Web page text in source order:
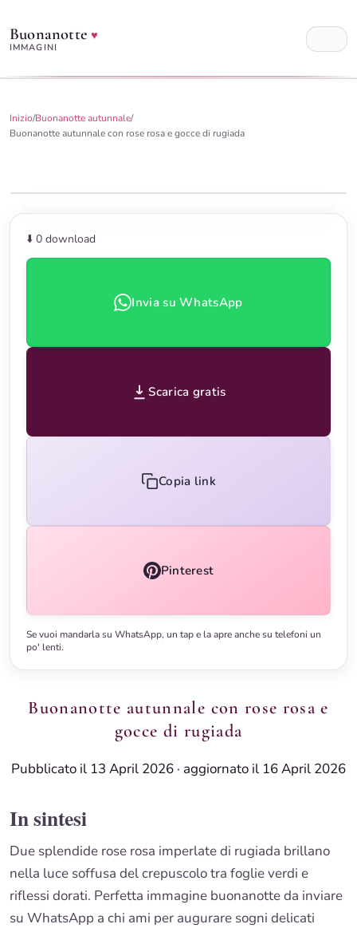
Buonanotte♥
IMMAGINI
Inizio/Buonanotte autunnale/
Buonanotte autunnale con rose rosa e gocce di rugiada
⬇️ 0 download
Invia su WhatsApp
Scarica gratis
Copia link
Pinterest
Se vuoi mandarla su WhatsApp, un tap e la apre anche su telefoni un
po' lenti.
Buonanotte autunnale con rose rosa e
gocce di rugiada
Pubblicato il 13 April 2026 · aggiornato il 16 April 2026
In sintesi
Due splendide rose rosa imperlate di rugiada brillano
nella luce soffusa del crepuscolo tra foglie verdi e
riflessi dorati. Perfetta immagine buonanotte da inviare
su WhatsApp a chi ami per augurare sogni delicati